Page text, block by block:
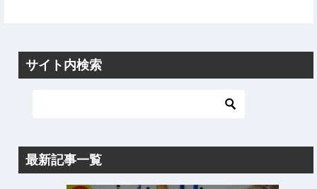
サイト内検索
最新記事一覧